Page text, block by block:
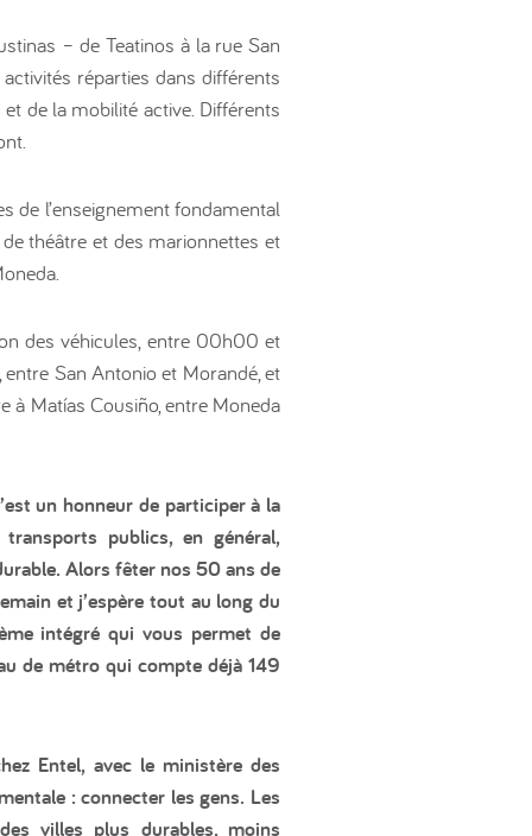
– de Teatinos à la rue San
réparties dans différents
de la mobilité active. Différents
de l’enseignement fondamental
théâtre et des marionnettes et
des véhicules, entre 00h00 et
San Antonio et Morandé, et
à Matías Cousiño, entre Moneda
un honneur de participer à la
publics, en général,
Alors fêter nos 50 ans de
et j’espère tout au long du
intégré qui vous permet de
de métro qui compte déjà 149
Entel, avec le ministère des
: connecter les gens. Les
villes plus durables, moins